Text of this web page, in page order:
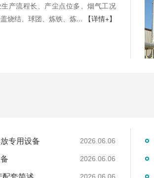
产流程长、产尘点位多、烟气工况
烧结、球团、炼铁、炼...
【详情+】
专用设备 2026.06.06
2026.06.06